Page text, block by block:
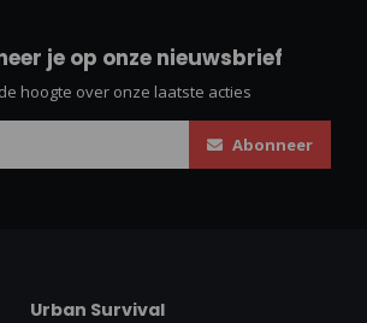
je op onze nieuwsbrief
hoogte over onze laatste acties
Abonneer
Urban Survival